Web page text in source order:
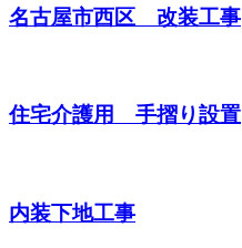
名古屋市西区 改装工事
住宅介護用 手摺り設置
内装下地工事